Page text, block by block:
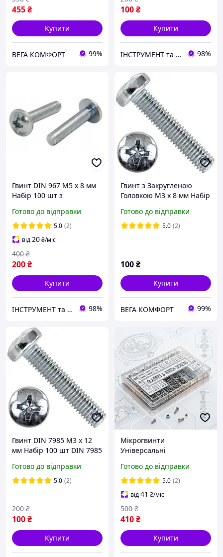
455₴
Купити
ВЕГА КОМФОРТ 99%
100₴
Купити
ІНСТРУМЕНТ та МЕТИЗИ 98%
Гвинт DIN 967 М5 х 8 мм
Набір 100 шт з
та Фланцем ЦБ PZ+PL
Spec
Готово до відправки
5.0 (2)
від20₴/міс
200₴
400 ₴
Купити
ІНСТРУМЕНТ та МЕТИЗИ 98%
Гвинт з Закругленою
Головкою М3 х 8 мм Набір
7985
Готово до відправки
5.0 (2)
100₴
Купити
ВЕГА КОМФОРТ 99%
Гвинт DIN 7985 М3 х 12
мм Набір 100 шт DIN 7985
Готово до відправки
5.0 (2)
100₴
200 ₴
Купити
Мікрогвинти
Універсальні
Гайками та Шайбами
Spec (SP-0670001)
Готово до відправки
5.0 (2)
від41 ₴/міс
410₴
500 ₴
Купити